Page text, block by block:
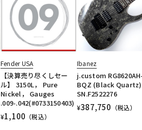
Fender USA
【決算売り尽くしセー
ル】 3150L， Pure
Nickel， Gauges
.009-.042(#0733150403)
¥1,100 （税込）
Ibanez
j.custom
BQZ (Black Quartz)
SN.F2522276
¥387,750 （税込）